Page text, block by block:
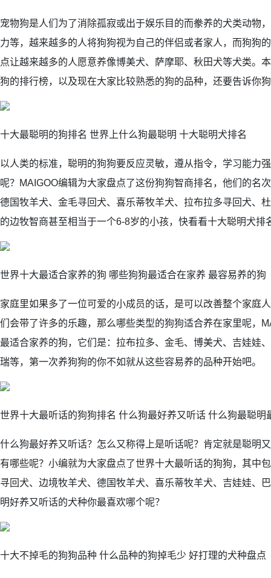
宠物狗是人们为了消除孤寂或出于娱乐目的而豢养的犬类动物
力等，越来越多的人将狗狗视为自己的伴侣或者家人，而狗狗
点让越来越多的人愿意养像博美犬、萨摩耶、秋田犬等犬类。
狗的排行榜，以及现在大家比较熟悉的狗的品种，还要告诉你
十大最聪明的狗排名 世界上什么狗最聪明 十大聪明犬排名
以人类的标准，聪明的狗狗要反应灵敏，遵从指令，学习能力
呢？MAIGOO编辑为大家盘点了这份狗狗智商排名，他们的名
德国牧羊犬、金毛寻回犬、喜乐蒂牧羊犬、拉布拉多寻回犬、
的边牧智商甚至相当于一个6-8岁的小孩，快看看十大聪明犬排
世界十大最适合家养的狗 哪些狗狗最适合在家养 最容易养的狗
家庭里如果多了一位可爱的小成员的话，是可以改善整个家庭
们会带了许多的乐趣，那么哪些类型的狗狗适合养在家里呢，
最适合家养的狗，它们是：拉布拉多、金毛、博美犬、吉娃娃
瑞等，第一次养狗狗的你不如就从这些容易养的品种开始吧。
世界十大最听话的狗狗排名 什么狗最好养又听话 什么狗最聪明
什么狗最好养又听话？怎么又称得上是听话呢？肯定就是聪明
有哪些呢？小编就为大家盘点了世界十大最听话的狗狗，其中
寻回犬、边境牧羊犬、德国牧羊犬、喜乐蒂牧羊犬、吉娃娃、
明好养又听话的犬种你最喜欢哪个呢？
十大不掉毛的狗狗品种 什么品种的狗掉毛少 好打理的犬种盘点